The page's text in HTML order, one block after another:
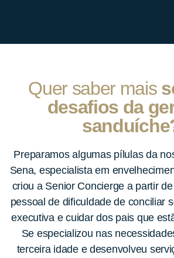
Quer saber mais
desafios da
Preparamos algumas pílulas da
Sena, especialista em
criou a Senior Concierge a partir
pessoal de dificuldade de conciliar
executiva e cuidar dos pais que
Se especializou nas
terceira idade e desenvolveu